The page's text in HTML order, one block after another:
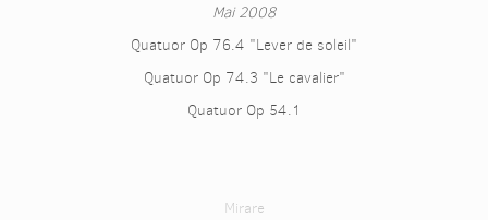
Mai 2008
Quatuor Op 76.4 "Lever de soleil"
Quatuor Op 74.3 "Le cavalier"
Quatuor Op 54.1
Mirare